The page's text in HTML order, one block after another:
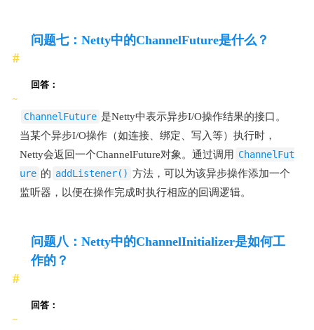
问题七：Netty中的ChannelFuture是什么？
回答：
ChannelFuture 是Netty中表示异步I/O操作结果的接口。
当某个异步I/O操作（如连接、绑定、写入等）执行时，
Netty会返回一个ChannelFuture对象。通过调用 ChannelFut
ure 的 addListener() 方法，可以为该异步操作添加一个
监听器，以便在操作完成时执行相应的回调逻辑。
问题八：Netty中的ChannelInitializer是如何工
作的？
回答：